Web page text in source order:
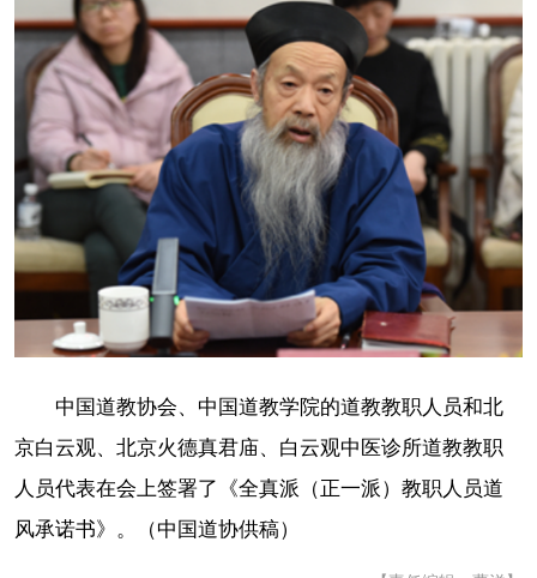
中国道教协会、中国道教学院的道教教职人员和北
京白云观、北京火德真君庙、白云观中医诊所道教教职
人员代表在会上签署了《全真派（正一派）教职人员道
风承诺书》。（中国道协供稿）